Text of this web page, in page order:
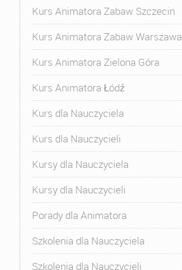
Kurs Animatora Zabaw Szczecin
Kurs Animatora Zabaw Warszawa
Kurs Animatora Zielona Góra
Kurs Animatora Łódź
Kurs dla Nauczyciela
Kurs dla Nauczycieli
Kursy dla Nauczyciela
Kursy dla Nauczycieli
Porady dla Animatora
Szkolenia dla Nauczyciela
Szkolenia dla Nauczycieli